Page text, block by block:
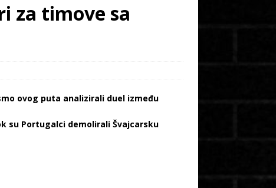
za timove sa
ovog puta analizirali duel između
su Portugalci demolirali Švajcarsku